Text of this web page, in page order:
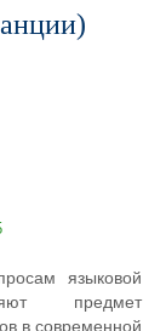
языковой
предмет
в современной